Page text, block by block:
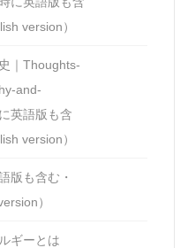
version）
｜Thoughts-
and-
英語版も含
version）
版も含む・
）
ギーとは